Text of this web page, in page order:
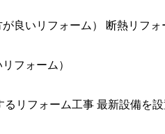
良いリフォーム） 断熱リフォ
フォーム）
フォーム工事 最新設備を設